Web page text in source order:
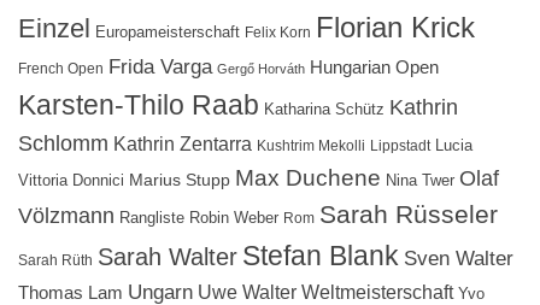
Einzel Europameisterschaft Felix Korn Florian Krick
French Open Frida Varga Gergő Horváth Hungarian Open
Karsten-Thilo Raab Katharina Schütz Kathrin
Schlomm Kathrin Zentarra Kushtrim Mekolli Lippstadt
Lucia
Vittoria Donnici Marius Stupp Max Duchene Nina Twer Olaf
Völzmann Rangliste Robin Weber Rom Sarah Rüsseler
Sarah Rüth Sarah Walter Stefan Blank Sven Walter
Thomas Lam Ungarn Uwe Walter Weltmeisterschaft Yvo